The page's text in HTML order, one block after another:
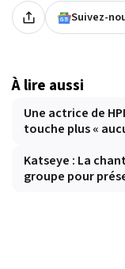
Suivez-
À lire aussi
Une actrice de
touche plus «
Katseye : La
groupe pour